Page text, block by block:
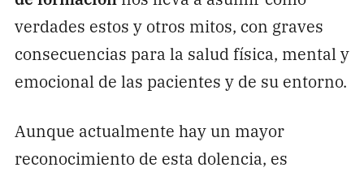
verdades estos y otros mitos, con graves
consecuencias para la salud física, mental y
emocional de las pacientes y de su entorno.
Aunque actualmente hay un mayor
reconocimiento de esta dolencia, es